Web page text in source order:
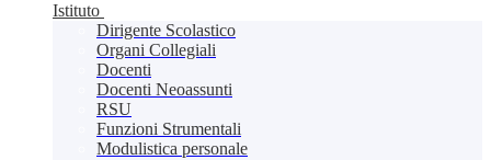
Istituto
Dirigente Scolastico
Organi Collegiali
Docenti
Docenti Neoassunti
RSU
Funzioni Strumentali
Modulistica personale